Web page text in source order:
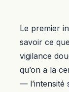
Le premier
savoir ce
vigilance
qu’on a la
— l’intensité